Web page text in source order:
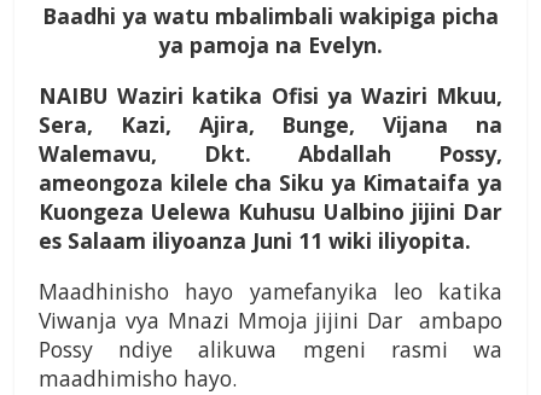
Baadhi ya watu mbalimbali wakipiga picha
ya pamoja na Evelyn.
NAIBU Waziri katika Ofisi ya Waziri Mkuu,
Sera, Kazi, Ajira, Bunge, Vijana na
Walemavu, Dkt. Abdallah Possy,
ameongoza kilele cha Siku ya Kimataifa ya
Kuongeza Uelewa Kuhusu Ualbino jijini Dar
es Salaam iliyoanza Juni 11 wiki iliyopita.
Maadhinisho hayo yamefanyika leo katika
Viwanja vya Mnazi Mmoja jijini Dar ambapo
Possy ndiye alikuwa mgeni rasmi wa
maadhimisho hayo.